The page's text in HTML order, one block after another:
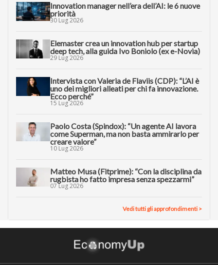
Innovation manager nell’era dell’AI: le 6 nuove
priorità
30 Lug 2026
Elemaster crea un innovation hub per startup
deep tech, alla guida Ivo Boniolo (ex e-Novia)
29 Lug 2026
Intervista con Valeria de Flaviis (CDP): “L’AI è
uno dei migliori alleati per chi fa innovazione.
Ecco perché”
15 Lug 2026
Paolo Costa (Spindox): “Un agente AI lavora
come Superman, ma non basta ammirarlo per
creare valore”
10 Lug 2026
Matteo Musa (Fitprime): “Con la disciplina da
rugbista ho fatto impresa senza spezzarmi”
07 Lug 2026
Vedi tutti gli approfondimenti >